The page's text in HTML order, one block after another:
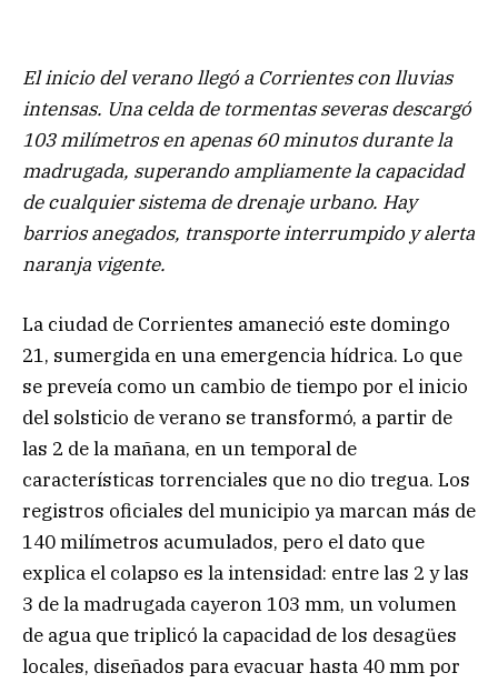
El inicio del verano llegó a Corrientes con lluvias
intensas. Una celda de tormentas severas descargó
103 milímetros en apenas 60 minutos durante la
madrugada, superando ampliamente la capacidad
de cualquier sistema de drenaje urbano. Hay
barrios anegados, transporte interrumpido y alerta
naranja vigente.
La ciudad de Corrientes amaneció este domingo
21, sumergida en una emergencia hídrica. Lo que
se preveía como un cambio de tiempo por el inicio
del solsticio de verano se transformó, a partir de
las 2 de la mañana, en un temporal de
características torrenciales que no dio tregua. Los
registros oficiales del municipio ya marcan más de
140 milímetros acumulados, pero el dato que
explica el colapso es la intensidad: entre las 2 y las
3 de la madrugada cayeron 103 mm, un volumen
de agua que triplicó la capacidad de los desagües
locales, diseñados para evacuar hasta 40 mm por